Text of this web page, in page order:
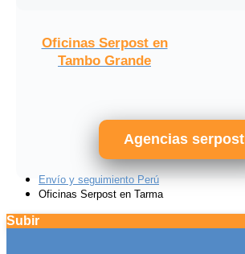
Oficinas Serpost en
Tambo Grande
Agencias serpost
Envío y seguimiento Perú
Oficinas Serpost en Tarma
Subir